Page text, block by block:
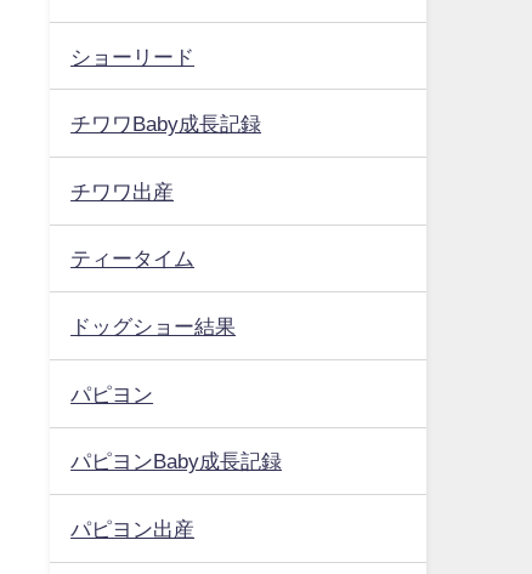
ショーリード
チワワBaby成長記録
チワワ出産
ティータイム
ドッグショー結果
パピヨン
パピヨンBaby成長記録
パピヨン出産